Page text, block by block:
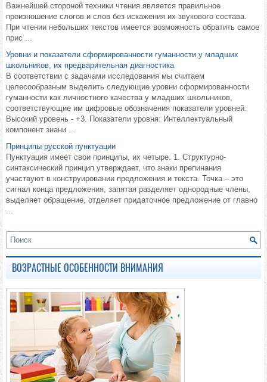
Важнейшей стороной техники чтения является правильное
произношение слогов и слов без искажения их звукового состава.
При чтении небольших текстов имеется возможность обратить самое
прис ...
Уровни и показатели сформированности гуманности у младших
школьников, их предварительная диагностика
В соответствии с задачами исследования мы считаем
целесообразным выделить следующие уровни сформированности
гуманности как личностного качества у младших школьников,
соответствующие им цифровые обозначения показатели уровней:
Высокий уровень - +3. Показатели уровня: Интеллектуальный
компонент знани ...
Принципы русской пунктуации
Пунктуация имеет свои принципы, их четыре. 1. Структурно-
синтаксический принцип утверждает, что знаки препинания
участвуют в конструировании предложения и текста. Точка – это
сигнал конца предложения, запятая разделяет однородные члены,
выделяет обращение, отделяет придаточное предложение от главно
...
ВОЗРАСТНЫЕ ОСОБЕННОСТИ ВНИМАНИЯ